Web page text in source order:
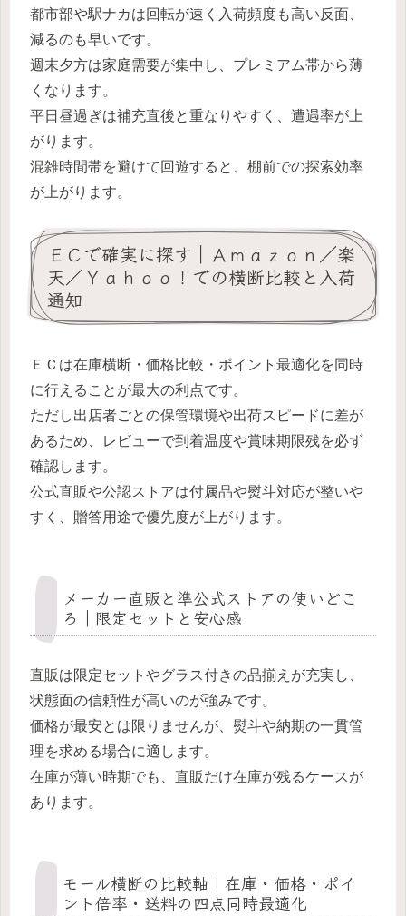
都市部や駅ナカは回転が速く入荷頻度も高い反面、
減るのも早いです。
週末夕方は家庭需要が集中し、プレミアム帯から薄
くなります。
平日昼過ぎは補充直後と重なりやすく、遭遇率が上
がります。
混雑時間帯を避けて回遊すると、棚前での探索効率
が上がります。
ＥＣで確実に探す｜Ａｍａｚｏｎ／楽
天／Ｙａｈｏｏ！での横断比較と入荷
通知
ＥＣは在庫横断・価格比較・ポイント最適化を同時
に行えることが最大の利点です。
ただし出店者ごとの保管環境や出荷スピードに差が
あるため、レビューで到着温度や賞味期限残を必ず
確認します。
公式直販や公認ストアは付属品や熨斗対応が整いや
すく、贈答用途で優先度が上がります。
メーカー直販と準公式ストアの使いどこ
ろ｜限定セットと安心感
直販は限定セットやグラス付きの品揃えが充実し、
状態面の信頼性が高いのが強みです。
価格が最安とは限りませんが、熨斗や納期の一貫管
理を求める場合に適します。
在庫が薄い時期でも、直販だけ在庫が残るケースが
あります。
モール横断の比較軸｜在庫・価格・ポイ
ント倍率・送料の四点同時最適化